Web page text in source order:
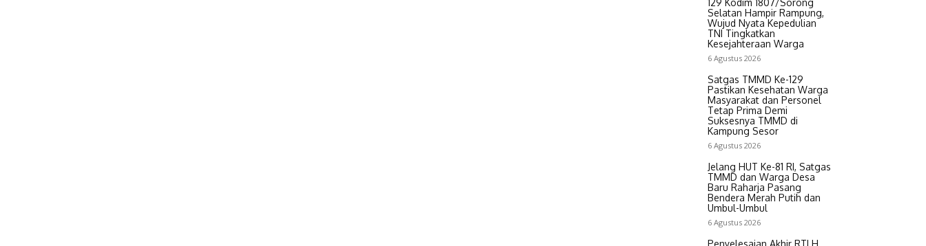
Selatan Hampir Rampung,
Wujud Nyata Kepedulian
TNI Tingkatkan
Kesejahteraan Warga
6 Agustus 2026
Satgas TMMD Ke-129
Pastikan Kesehatan Warga
Masyarakat dan Personel
Tetap Prima Demi
Suksesnya TMMD di
Kampung Sesor
6 Agustus 2026
Jelang HUT Ke-81 RI, Satgas
TMMD dan Warga Desa
Baru Raharja Pasang
Bendera Merah Putih dan
Umbul-Umbul
6 Agustus 2026
Penyelesaian Akhir RTLH